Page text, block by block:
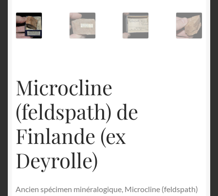
Microcline
(feldspath) de
Finlande (ex
Deyrolle)
Ancien spécimen minéralogique, Microcline (feldspath)